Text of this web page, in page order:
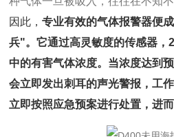
因此，专业有效的气体报警器便
兵"。它通过高灵敏度的传感器，
中的有害气体浓度。当浓度达到
会立即发出刺耳的声光警报，工
立即按照应急预案进行处置，进而